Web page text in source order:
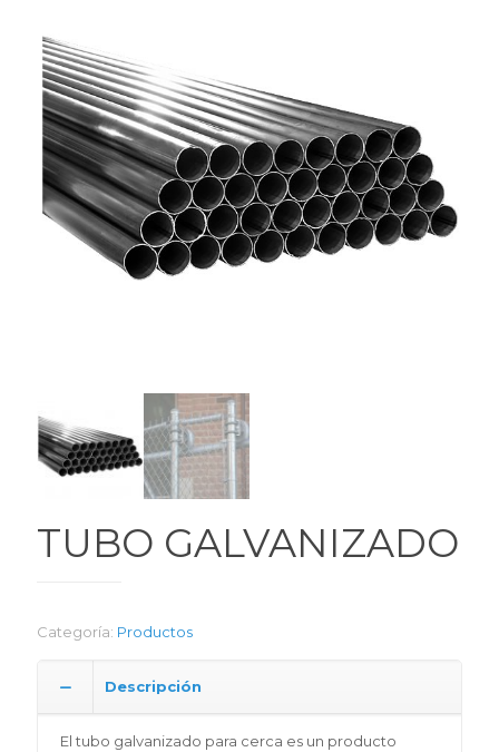
TUBO GALVANIZADO
Categoría: Productos
Descripción
El tubo galvanizado para cerca es un producto